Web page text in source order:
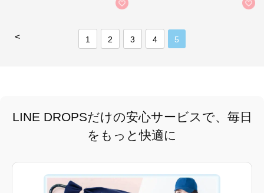
< 1 2 3 4 5
LINE DROPSだけの安心サービスで、毎日
をもっと快適に